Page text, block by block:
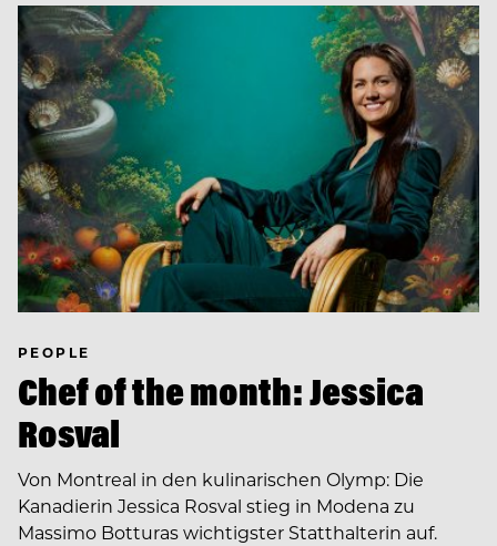
PEOPLE
Chef of the month: Jessica
Rosval
Von Montreal in den kulinarischen Olymp: Die
Kanadierin Jessica Rosval stieg in Modena zu
Massimo Botturas wichtigster Statthalterin auf.